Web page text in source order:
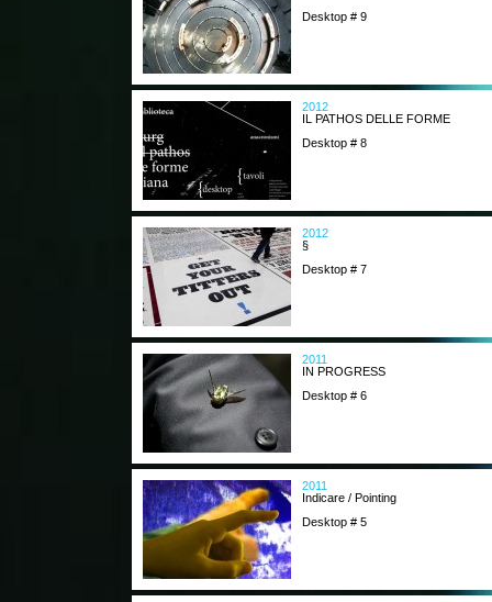
Desktop # 9
2012
IL PATHOS DELLE FORME
Desktop # 8
2012
§
Desktop # 7
2011
IN PROGRESS
Desktop # 6
2011
Indicare / Pointing
Desktop # 5